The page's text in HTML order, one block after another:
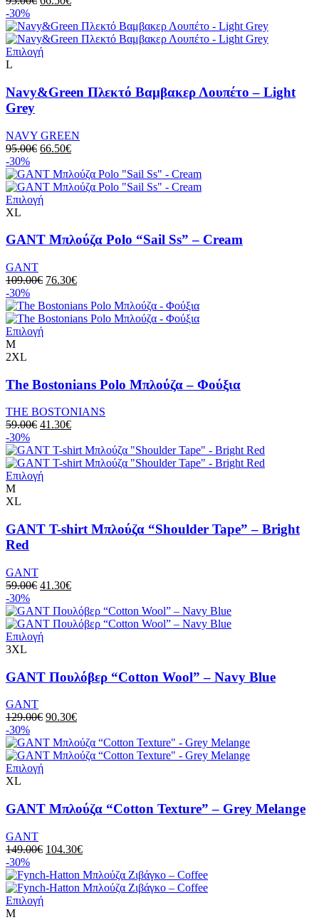
-30%
Επιλογή
L
Navy&Green Πλεκτό Βαμβακερ Λουπέτο – Light
Grey
NAVY GREEN
95.00€ 66.50€
-30%
Επιλογή
XL
GANT Μπλούζα Polo “Sail Ss” – Cream
GANT
109.00€ 76.30€
-30%
Επιλογή
M
2XL
The Bostonians Polo Μπλούζα – Φούξια
THE BOSTONIANS
59.00€ 41.30€
-30%
Επιλογή
M
XL
GANT T-shirt Μπλούζα “Shoulder Tape” – Bright
Red
GANT
59.00€ 41.30€
-30%
Επιλογή
3XL
GANT Πουλόβερ “Cotton Wool” – Navy Blue
GANT
129.00€ 90.30€
-30%
Επιλογή
XL
GANT Μπλούζα “Cotton Texture” – Grey Melange
GANT
149.00€ 104.30€
-30%
Επιλογή
M